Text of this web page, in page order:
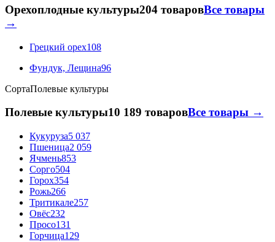
Орехоплодные культуры204 товаровВсе товары
→
Грецкий орех108
Фундук, Лещина96
СортаПолевые культуры
Полевые культуры10 189 товаровВсе товары →
Кукуруза5 037
Пшеница2 059
Ячмень853
Сорго504
Горох354
Рожь266
Тритикале257
Овёс232
Просо131
Горчица129